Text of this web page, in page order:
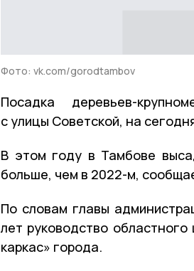
Фото: vk.com/gorodtambov
Посадка деревьев-
с улицы Советской, на
В этом году в Тамбове
больше, чем в 2022-м,
По словам главы
лет руководство
каркас» города.